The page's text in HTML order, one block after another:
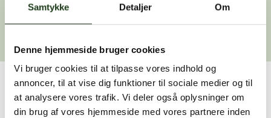
Samtykke Detaljer Om
Denne hjemmeside bruger cookies
Vi bruger cookies til at tilpasse vores indhold og
annoncer, til at vise dig funktioner til sociale medier og til
at analysere vores trafik. Vi deler også oplysninger om
din brug af vores hjemmeside med vores partnere inden
Gå tilbage
Har du brug for hjælp?